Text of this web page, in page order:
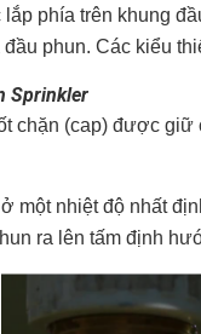
phía trên khung
phun. Các kiểu
Sprinkler
chặn (cap) được
một nhiệt độ nhất
ra lên tấm định